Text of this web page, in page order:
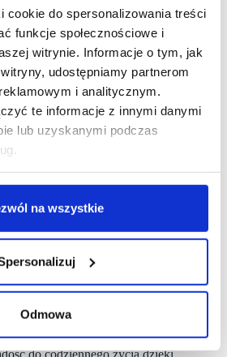
cookie do spersonalizowania treści
funkcje społecznościowe i
witrynie. Informacje o tym, jak
udostępniamy partnerom
i analitycznym.
te informacje z innymi danymi
lub uzyskanymi podczas
na wszystkie
Odmowa
muzyki klasycznej” –
samoobsługowy, co było
klientom w poruszaniu się po nim,
siostry Annę i Clarę, które
o produktach w sklepie
tabliczek. Anna i Clara są nadal
naszych sklepów,
tabliczki”.
się w międzynarodową
pozostało wiernych ideałom
cenach, wystrój
historii oraz dwie siostry,
klienci będą mogli
i całym asortymentem
300.sklepami
sklepów, która od 1973 roku